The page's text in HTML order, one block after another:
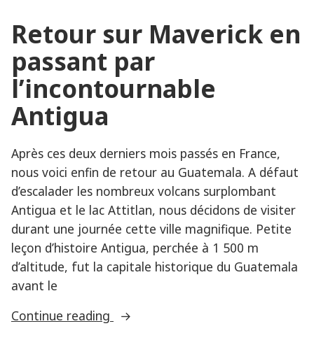
!
Retour sur Maverick en
passant par
l’incontournable
Antigua
Après ces deux derniers mois passés en France,
nous voici enfin de retour au Guatemala. A défaut
d’escalader les nombreux volcans surplombant
Antigua et le lac Attitlan, nous décidons de visiter
durant une journée cette ville magnifique. Petite
leçon d’histoire Antigua, perchée à 1 500 m
d’altitude, fut la capitale historique du Guatemala
avant le
Continue reading
« Retour